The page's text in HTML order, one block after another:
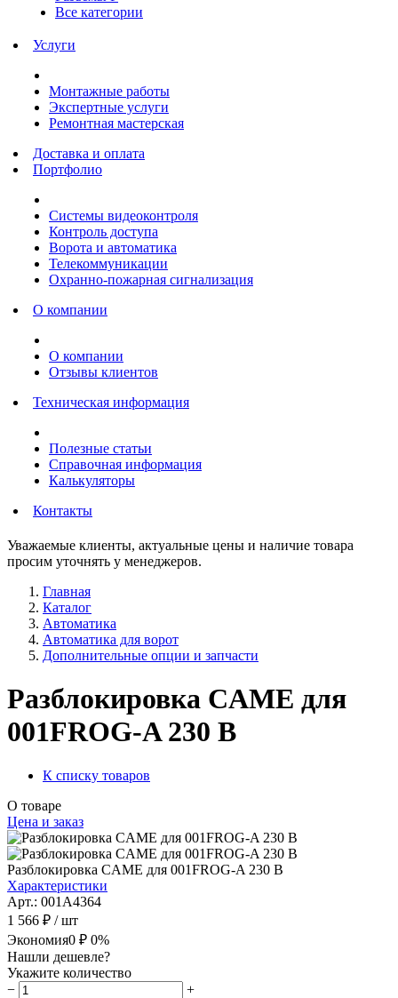
Все категории
Услуги
Монтажные работы
Экспертные услуги
Ремонтная мастерская
Доставка и оплата
Портфолио
Системы видеоконтроля
Контроль доступа
Ворота и автоматика
Телекоммуникации
Охранно-пожарная сигнализация
О компании
О компании
Отзывы клиентов
Техническая информация
Полезные статьи
Справочная информация
Калькуляторы
Контакты
Уважаемые клиенты, актуальные цены и наличие товара
просим уточнять у менеджеров.
Главная
Каталог
Автоматика
Автоматика для ворот
Дополнительные опции и запчасти
Разблокировка CAME для
001FROG-A 230 B
К списку товаров
О товаре
Цена и заказ
Разблокировка CAME для 001FROG-A 230 B
Характеристики
Арт.: 001A4364
1 566 ₽ / шт
Экономия0 ₽ 0%
Нашли дешевле?
Укажите количество
−
+